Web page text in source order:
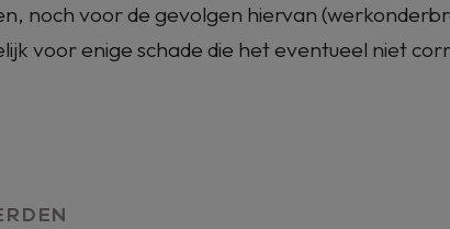
noch voor de gevolgen hiervan
voor enige schade die het eventueel niet